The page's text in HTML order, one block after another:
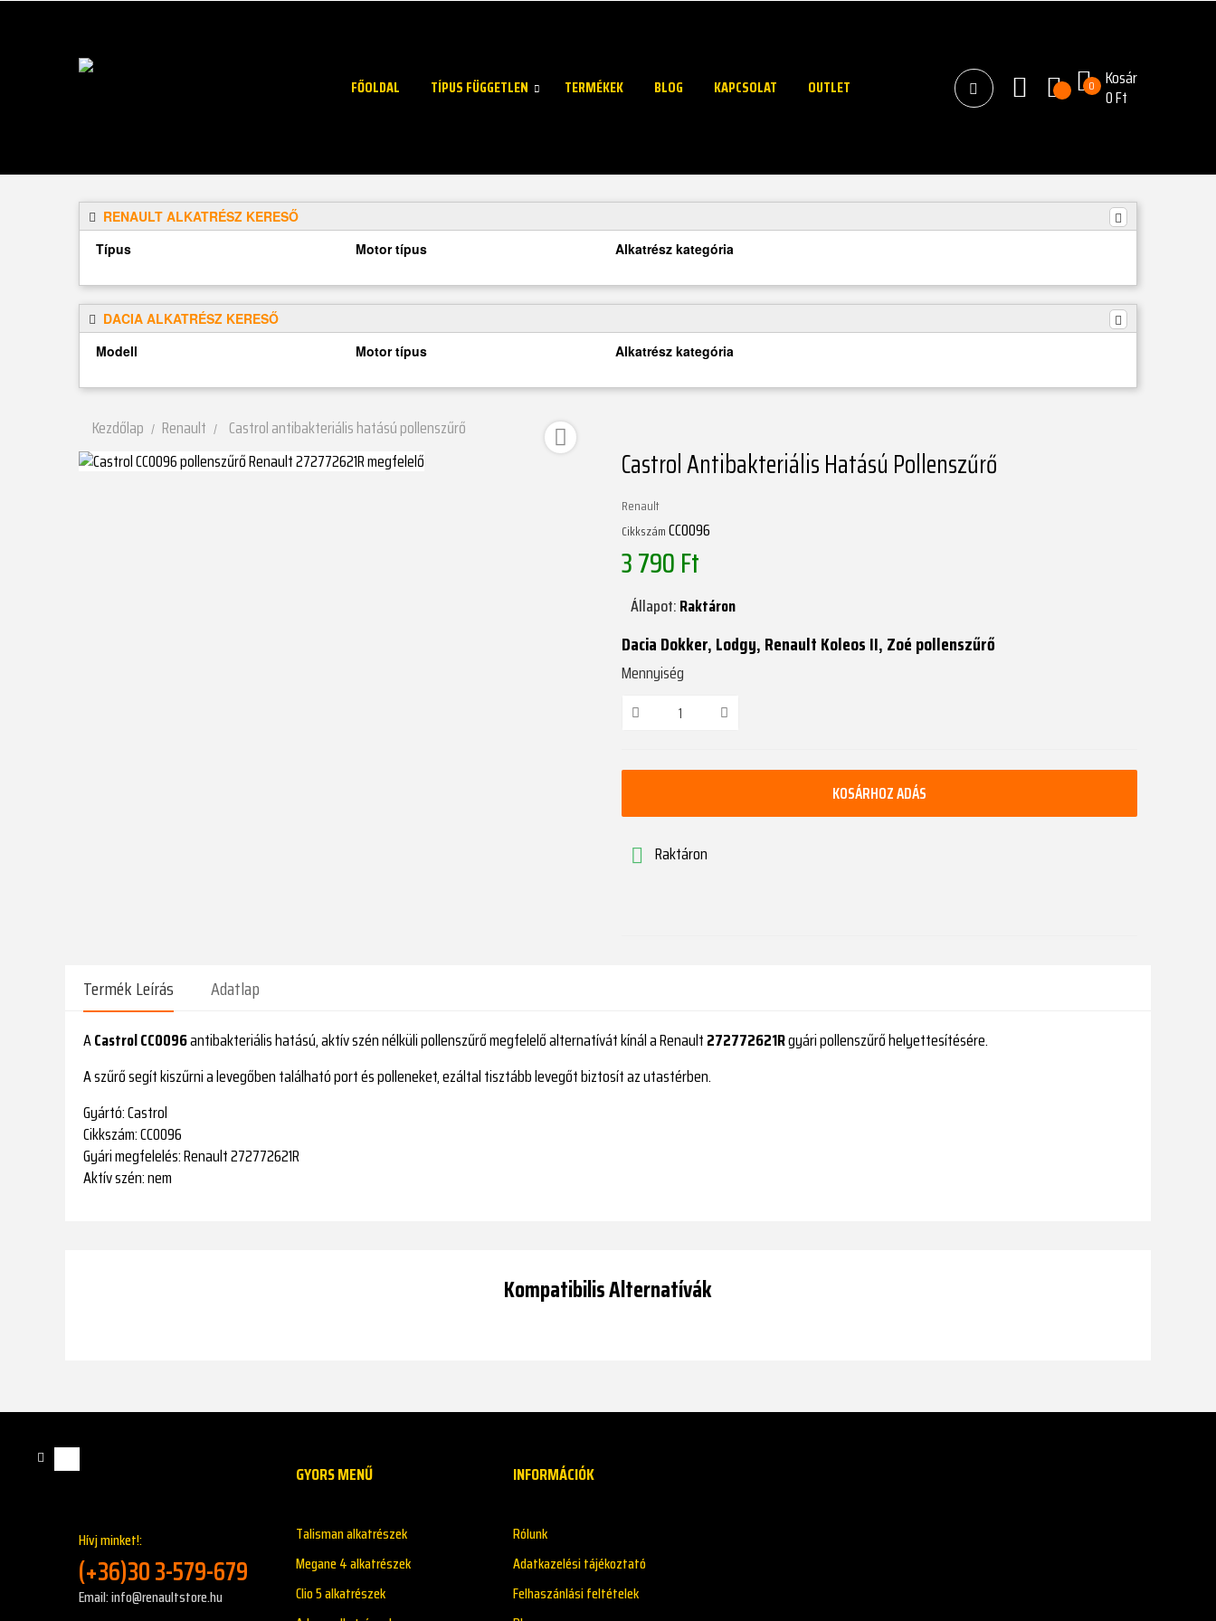
FŐOLDAL TÍPUS FÜGGETLEN TERMÉKEK BLOG KAPCSOLAT OUTLET 0 Kosár
0 Ft
RENAULT ALKATRÉSZ KERESŐ
Típus
Motor típus Alkatrész kategória
DACIA ALKATRÉSZ KERESŐ
Modell
Motor típus Alkatrész kategória
Kezdőlap Renault Castrol antibakteriális hatású pollenszűrő 
Castrol Antibakteriális Hatású Pollenszűrő
Renault
CikkszámCC0096
3 790 Ft
Állapot:Raktáron
Dacia Dokker, Lodgy, Renault Koleos II, Zoé pollenszűrő
Mennyiség
KOSÁRHOZ ADÁS
 Raktáron
Termék Leírás Adatlap
ACastrol CC0096antibakteriális hatású, aktív szén nélküli pollenszűrő megfelelő alternatívát kínál a Renault272772621Rgyári pollenszűrő helyettesítésére.
A szűrő segít kiszűrni a levegőben található port és polleneket, ezáltal tisztább levegőt biztosít az utastérben.
Gyártó:Castrol
Cikkszám:CC0096
Gyári megfelelés:Renault 272772621R
Aktív szén:nem
Kompatibilis Alternatívák
Hívj minket!:
(+36)30 3-579-679
Email: info@renaultstore.hu
GYORS MENŰ
Talisman alkatrészek
Megane 4 alkatrészek
Clio 5 alkatrészek
INFORMÁCIÓK
Rólunk
Adatkazelési tájékoztató
Felhaszánlási feltételek